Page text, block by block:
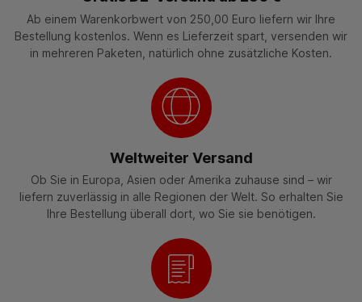
Ab einem Warenkorbwert von 250,00 Euro liefern wir Ihre
Bestellung kostenlos. Wenn es Lieferzeit spart, versenden wir
in mehreren Paketen, natürlich ohne zusätzliche Kosten.
Weltweiter Versand
Ob Sie in Europa, Asien oder Amerika zuhause sind – wir
liefern zuverlässig in alle Regionen der Welt. So erhalten Sie
Ihre Bestellung überall dort, wo Sie sie benötigen.